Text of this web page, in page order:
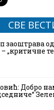
СВЕ
заоштрава
„критичне
Добро